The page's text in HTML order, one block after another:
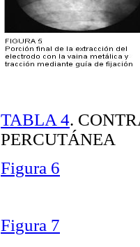
TABLA 4.
PERCUTÁNEA
Figura 6
Figura 7